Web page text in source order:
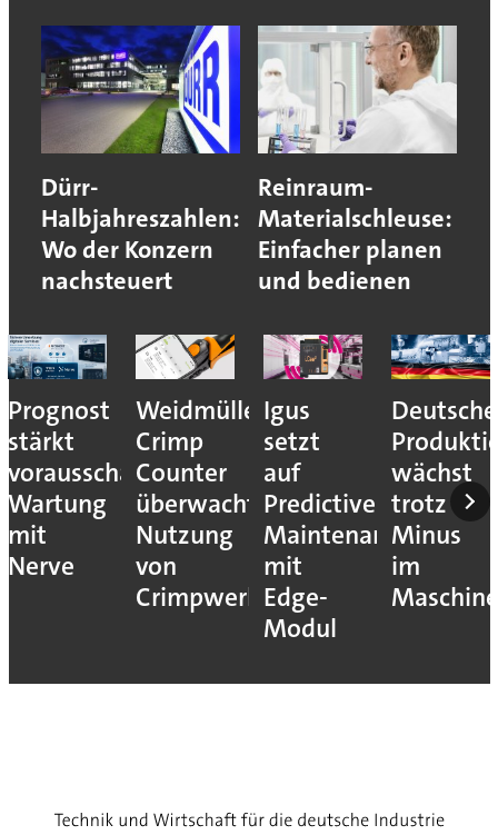
Dürr-
Halbjahreszahlen:
Wo der Konzern
nachsteuert
Reinraum-
Materialschleuse:
Einfacher planen
und bedienen
Prognost
stärkt
vorausschauende
Wartung
mit
Nerve
Weidmüller:
Crimp
Counter
überwacht
Nutzung
von
Crimpwerkzeugen
Igus
setzt
auf
Predictive
Maintenance
mit
Edge-
Modul
Deutsche
wächst
trotz
Minus
im